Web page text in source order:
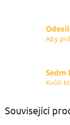
Aby
Sedm
Kvůli
Související